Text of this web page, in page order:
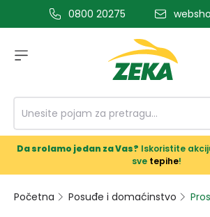
glavni sadržaj0800 20275
Da srolamo jedan za Vas? Iskoristite
sve tepihe!
Početna Posuđe i domaćinstvo